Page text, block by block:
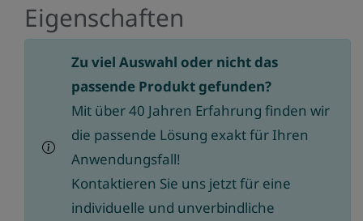
Eigenschaften
Zu viel Auswahl oder nicht das
passende Produkt gefunden?
Mit über 40 Jahren Erfahrung finden wir
die passende Lösung exakt für Ihren
Anwendungsfall!
Kontaktieren Sie uns jetzt für eine
individuelle und unverbindliche